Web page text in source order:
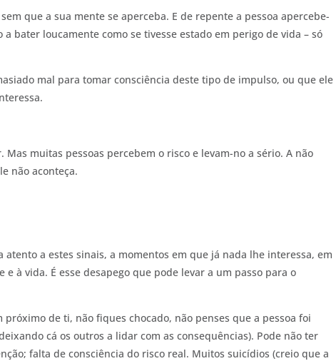
que a sua mente se aperceba. E de repente a pessoa apercebe-
bater loucamente como se tivesse estado em perigo de vida – só
mal para tomar consciência deste tipo de impulso, ou que ele
muitas pessoas percebem o risco e levam-no a sério. A não
não aconteça.
a estes sinais, a momentos em que já nada lhe interessa, em
à vida. É esse desapego que pode levar a um passo para o
de ti, não fiques chocado, não penses que a pessoa foi
cá os outros a lidar com as consequências). Pode não ter
falta de consciência do risco real. Muitos suicídios (creio que a